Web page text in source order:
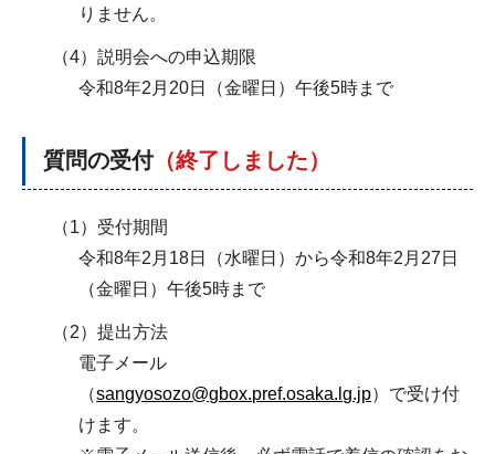
りません。
（4）説明会への申込期限
令和8年2月20日（金曜日）午後5時まで
質問の受付（終了しました）
（1）受付期間
令和8年2月18日（水曜日）から令和8年2月27日
（金曜日）午後5時まで
（2）提出方法
電子メール
（sangyosozo@gbox.pref.osaka.lg.jp）で受け付
けます。